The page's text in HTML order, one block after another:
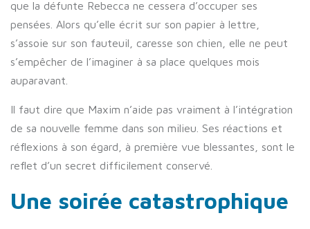
que la défunte Rebecca ne cessera d’occuper ses
pensées. Alors qu’elle écrit sur son papier à lettre,
s’assoie sur son fauteuil, caresse son chien, elle ne peut
s’empêcher de l’imaginer à sa place quelques mois
auparavant.
Il faut dire que Maxim n’aide pas vraiment à l’intégration
de sa nouvelle femme dans son milieu. Ses réactions et
réflexions à son égard, à première vue blessantes, sont le
reflet d’un secret difficilement conservé.
Une soirée catastrophique